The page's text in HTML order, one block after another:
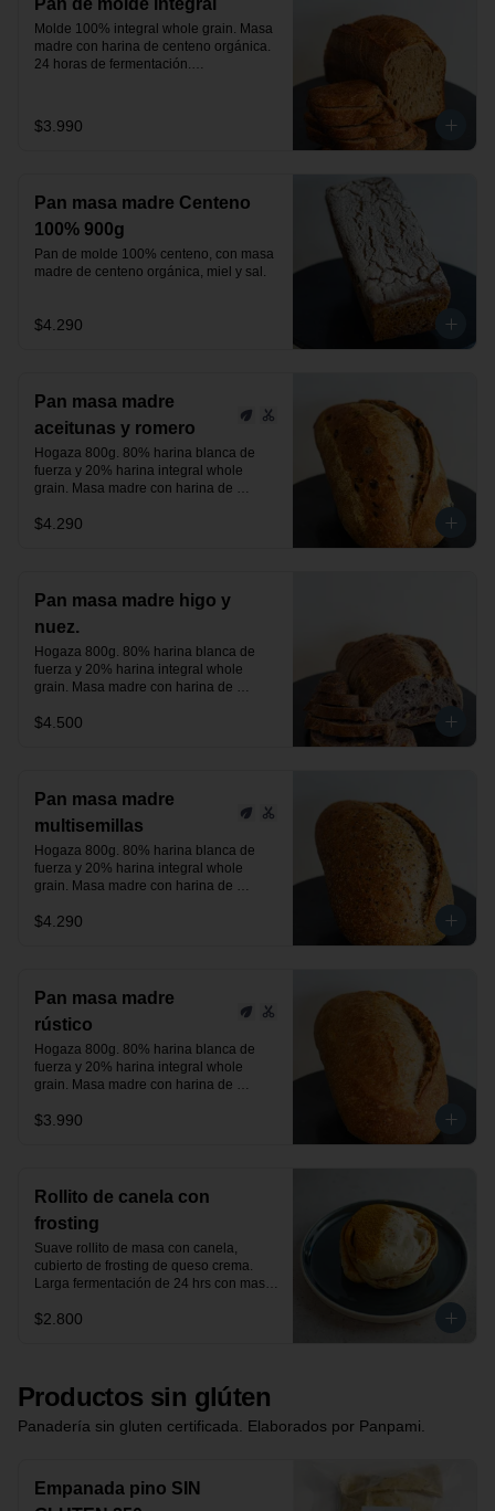
Pan de molde integral
Molde 100% integral whole grain. Masa
madre con harina de centeno orgánica.
24 horas de fermentación.
$3.990
Pan masa madre Centeno
100% 900g
Pan de molde 100% centeno, con masa
madre de centeno orgánica, miel y sal.
$4.290
Pan masa madre
aceitunas y romero
Hogaza 800g. 80% harina blanca de
fuerza y 20% harina integral whole
grain. Masa madre con harina de
verdes y un toque de romero.
$4.290
Pan masa madre higo y
nuez.
Hogaza 800g. 80% harina blanca de
fuerza y 20% harina integral whole
grain. Masa madre con harina de
y nuez.
$4.500
Pan masa madre
multisemillas
Hogaza 800g. 80% harina blanca de
fuerza y 20% harina integral whole
grain. Masa madre con harina de
chía y sésamo tostado, previamente
$4.290
Pan masa madre
rústico
Hogaza 800g. 80% harina blanca de
fuerza y 20% harina integral whole
grain. Masa madre con harina de
24 horas de fermentación.
$3.990
Rollito de canela con
frosting
Suave rollito de masa con canela,
cubierto de frosting de queso crema.
Larga fermentación de 24 hrs con masa
$2.800
Productos sin glúten
Panadería sin gluten certificada. Elaborados por Panpami.
Empanada pino SIN